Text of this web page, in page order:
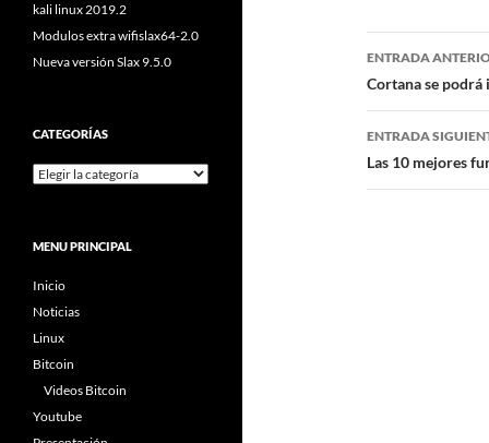
de
entradas
ENTRADA
Cortana se podrá
ENTRADA
Las 10 mejores
kali linux 2019.2
Modulos extra wifislax64-2.0
Nueva versión Slax 9.5.0
CATEGORÍAS
MENU PRINCIPAL
Inicio
Noticias
Linux
Bitcoin
Videos Bitcoin
Youtube